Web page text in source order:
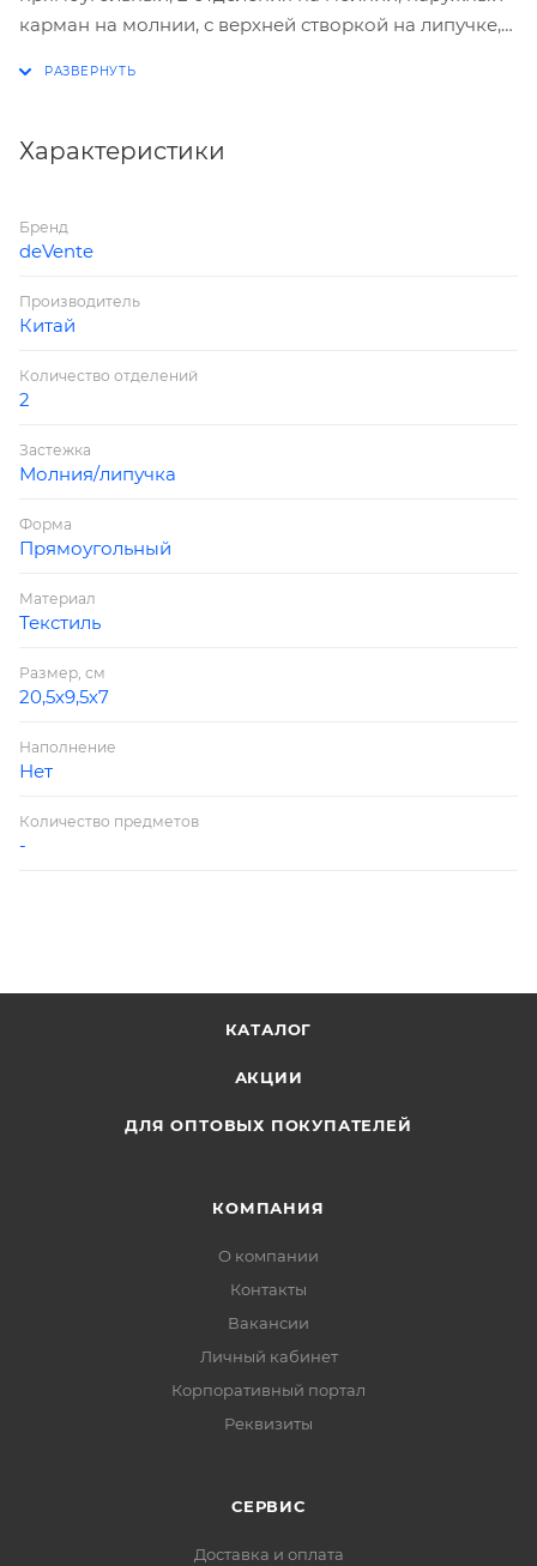
карман на молнии, с верхней створкой на липучке,
Характеристики
Бренд
deVente
Производитель
Китай
Количество отделений
2
Застежка
Молния/липучка
Форма
Прямоугольный
Материал
Текстиль
Размер, см
20,5х9,5х7
Наполнение
Нет
Количество предметов
-
КАТАЛОГ
АКЦИИ
ДЛЯ ОПТОВЫХ ПОКУПАТЕЛЕЙ
КОМПАНИЯ
О компании
Контакты
Вакансии
Личный кабинет
Корпоративный портал
Реквизиты
СЕРВИС
Доставка и оплата